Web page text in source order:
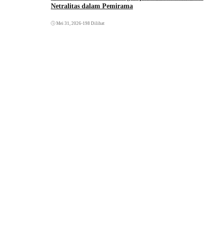
Netralitas dalam Pemirama
Mei 31, 2026•198 Dilihat